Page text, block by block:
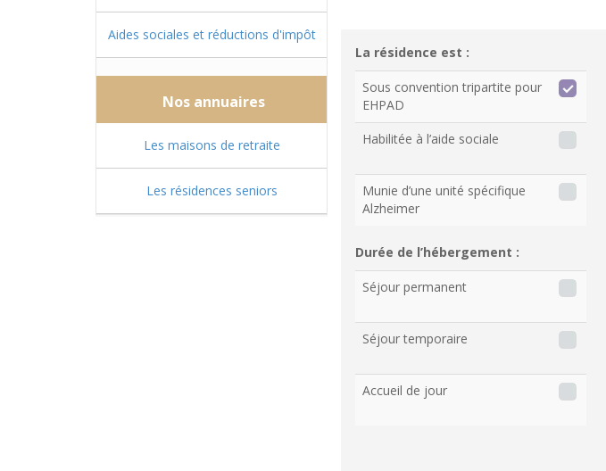
Aides sociales et réductions d'impôt
Nos annuaires
Les maisons de retraite
Les résidences seniors
La résidence est :
Sous convention tripartite pour
EHPAD
Habilitée à l’aide sociale
Munie d’une unité spécifique
Alzheimer
Durée de l’hébergement :
Séjour permanent
Séjour temporaire
Accueil de jour